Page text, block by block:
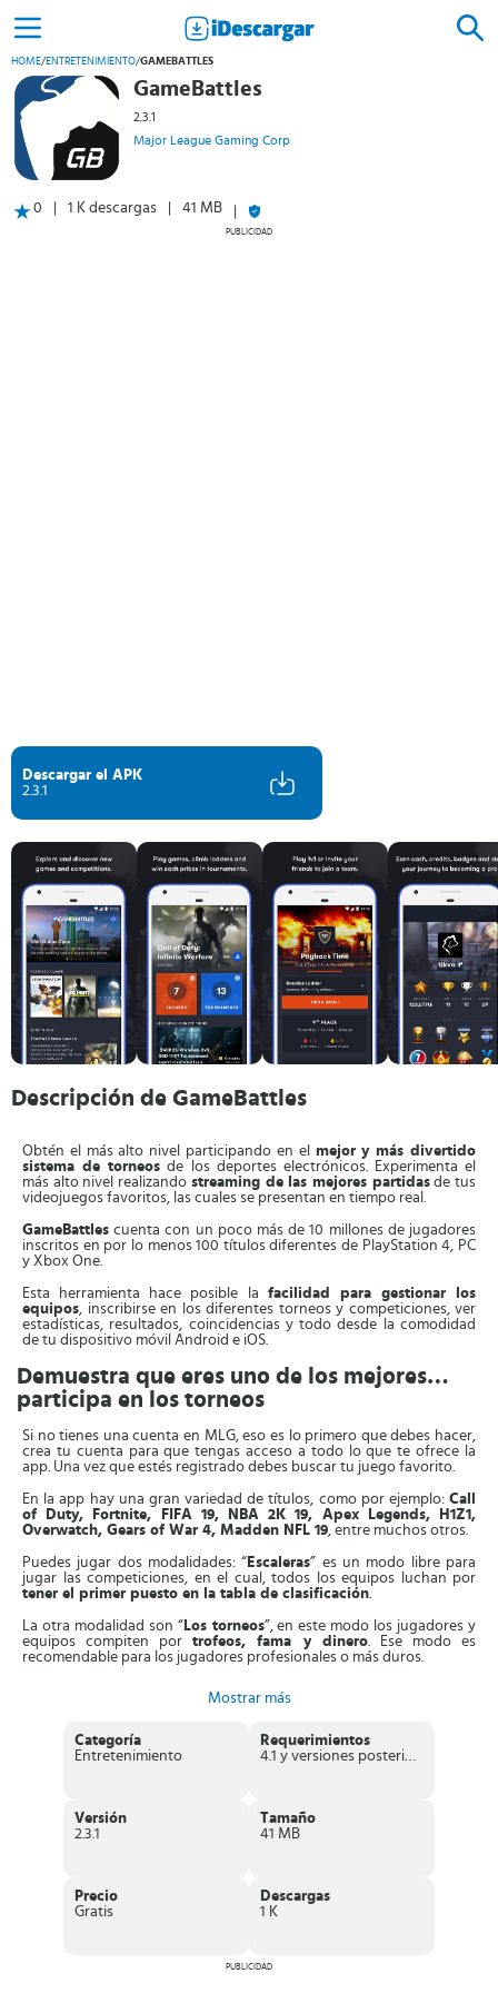
HOME/ENTRETENIMIENTO/GAMEBATTLES
GameBattles
2.3.1
Major League Gaming Corp
0 1 K descargas 41 MB
PUBLICIDAD
Descargar el APK
2.3.1
Descripción de GameBattles
Obtén el más alto nivel participando en el mejor y más divertido
sistema de torneos de los deportes electrónicos. Experimenta el
más alto nivel realizando streaming de las mejores partidasde tus
videojuegos favoritos, las cuales se presentan en tiempo real.
GameBattles cuenta con un poco más de 10 millones de jugadores
inscritos en por lo menos 100 títulos diferentes de PlayStation 4, PC
y Xbox One.
Esta herramienta hace posible la facilidad para gestionar los
equipos, inscribirse en los diferentes torneos y competiciones, ver
estadísticas, resultados, coincidencias y todo desde la comodidad
de tu dispositivo móvil Android e iOS.
Demuestra que eres uno de los mejores…
participa en los torneos
Si no tienes una cuenta en MLG, eso es lo primero que debes hacer,
crea tu cuenta para que tengas acceso a todo lo que te ofrece la
app. Una vez que estés registrado debes buscar tu juego favorito.
En la app hay una gran variedad de títulos, como por ejemplo: Call
of Duty, Fortnite, FIFA 19, NBA 2K 19, Apex Legends, H1Z1,
Overwatch, Gears of War 4, Madden NFL 19, entre muchos otros.
Puedes jugar dos modalidades: “ Escaleras” es un modo libre para
jugar las competiciones, en el cual, todos los equipos luchan por
tener el primer puesto en la tabla de clasificación.
La otra modalidad son “Los torneos”, en este modo los jugadores y
equipos compiten portrofeos, fama y dinero. Ese modo es
recomendable para los jugadores profesionales o más duros.
Juega partidas 1v1 en tiempo real
, también puedes invitar a tus
familiares y amigos a formar parte de tu equipo. Para ir subiendo de
Adicionalmente, esta herramienta te va a permitirver todos los
, las estadísticas de las partidas. Además podrás
Te presenta las últimas noticias sobre las partidas
Juega lo mejor que puedas, sube todas las escaleras, gana dinero
efectivo, créditos, obtén insignias y llega a ser un jugador
Características interesantes de GameBattles
Mostrar más
Categoría
Entretenimiento
Requerimientos
4.1 y versiones posteriores
Versión
2.3.1
Tamaño
41 MB
Precio
Gratis
Descargas
1 K
PUBLICIDAD